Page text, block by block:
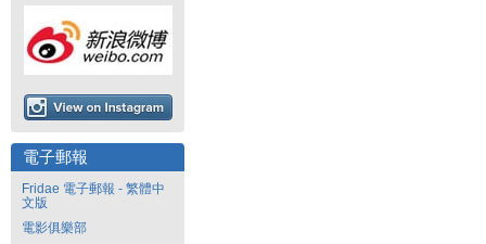
電子郵報
Fridae 電子郵報 - 繁體中
文版
電影俱樂部